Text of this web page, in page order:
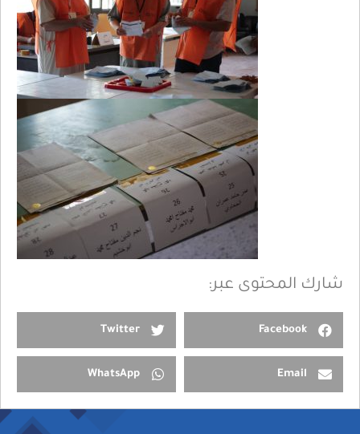
شارك المحتوى عبر:
Facebook
Twitter
Email
WhatsApp